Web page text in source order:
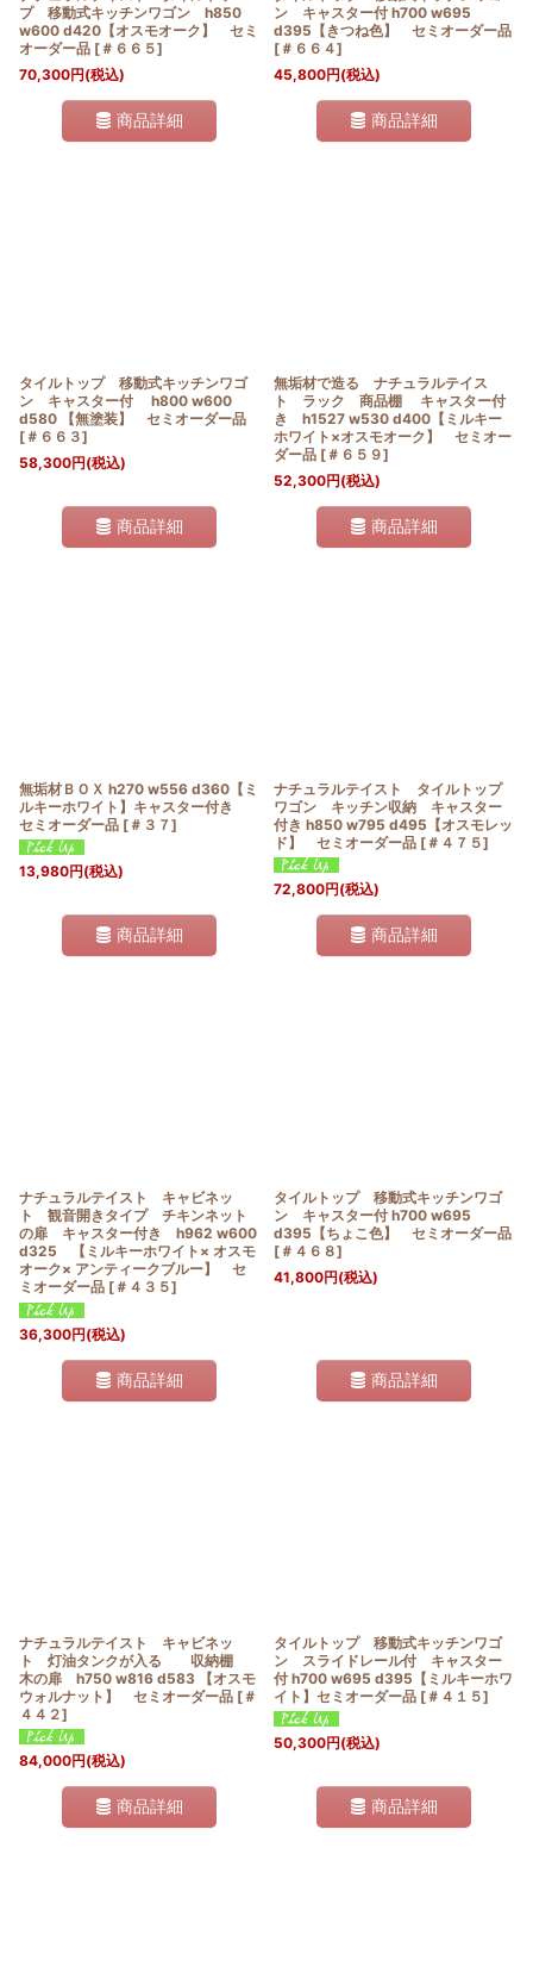
プ 移動式キッチンワゴン h850
w600 d420【オスモオーク】 セミ
オーダー品 [ ＃６６５]
70,300円(税込)
商品詳細
ン キャスター付 h700 w695
d395【きつね色】 セミオーダー品
[ ＃６６４]
45,800円(税込)
商品詳細
タイルトップ 移動式キッチンワゴ
ン キャスター付 h800 w600
d580 【無塗装】 セミオーダー品
[ ＃６６３]
58,300円(税込)
商品詳細
無垢材で造る ナチュラルテイス
ト ラック 商品棚 キャスター付
き h1527 w530 d400【ミルキー
ホワイト×オスモオーク】 セミオー
ダー品 [ ＃６５９]
52,300円(税込)
商品詳細
無垢材ＢＯＸ h270 w556 d360【ミ
ルキーホワイト】キャスター付き
セミオーダー品 [ ＃３７]
13,980円(税込)
商品詳細
ナチュラルテイスト タイルトップ
ワゴン キッチン収納 キャスター
付き h850 w795 d495【オスモレッ
ド】 セミオーダー品 [ ＃４７５]
72,800円(税込)
商品詳細
ナチュラルテイスト キャビネッ
ト 観音開きタイプ チキンネット
の扉 キャスター付き h962 w600
d325 【ミルキーホワイト× オスモ
オーク× アンティークブルー】 セ
ミオーダー品 [ ＃４３５]
36,300円(税込)
商品詳細
タイルトップ 移動式キッチンワゴ
ン キャスター付 h700 w695
d395【ちょこ色】 セミオーダー品
[ ＃４６８]
41,800円(税込)
商品詳細
ナチュラルテイスト キャビネッ
ト 灯油タンクが入る 収納棚
木の扉 h750 w816 d583 【オスモ
ウォルナット】 セミオーダー品 [ ＃
４４２]
84,000円(税込)
商品詳細
タイルトップ 移動式キッチンワゴ
ン スライドレール付 キャスター
付 h700 w695 d395【ミルキーホワ
イト】セミオーダー品 [ ＃４１５]
50,300円(税込)
商品詳細